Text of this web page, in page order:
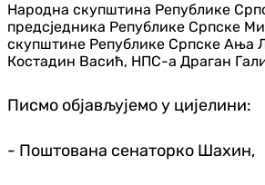
Народна скупштина Републике
предсједника Републике Српске
скупштине Републике Српске
Костадин Васић, НПС-а Драган
Писмо објављујемо у цијелини:
- Поштована сенаторко Шахин,